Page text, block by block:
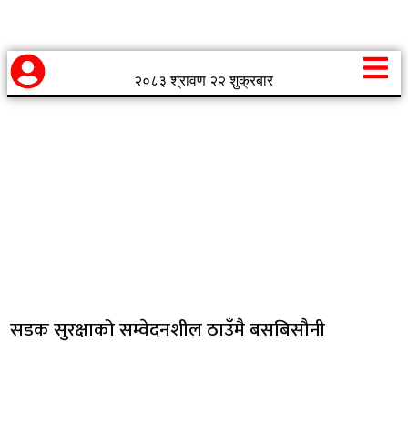
२०८३ श्रावण २२ शुक्रबार
सडक सुरक्षाको सम्वेदनशील ठाउँमै बसबिसौनी